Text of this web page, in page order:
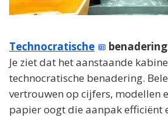
Technocratische
Je ziet dat het aanstaande
technocratische benadering.
vertrouwen op cijfers, modellen
papier oogt die aanpak efficiënt